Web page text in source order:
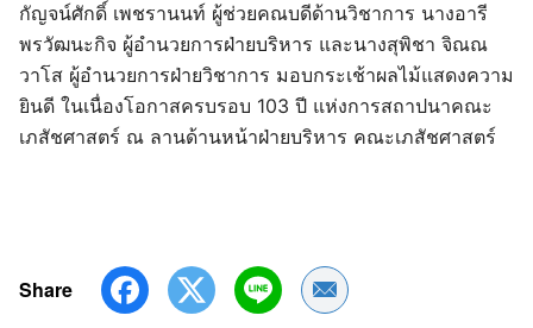
กัญจน์ศักดิ์ เพชรานนท์ ผู้ช่วยคณบดีด้านวิชาการ นางอารี
พรวัฒนะกิจ ผู้อำนวยการฝ่ายบริหาร และนางสุพิชา จิณณ
วาโส ผู้อำนวยการฝ่ายวิชาการ มอบกระเช้าผลไม้แสดงความ
ยินดี ในเนื่องโอกาสครบรอบ 103 ปี แห่งการสถาปนาคณะ
เภสัชศาสตร์ ณ ลานด้านหน้าฝ่ายบริหาร คณะเภสัชศาสตร์
Share Share by Email